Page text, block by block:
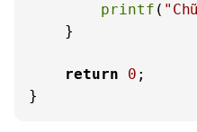
printf (
    }
return 0 ;
}